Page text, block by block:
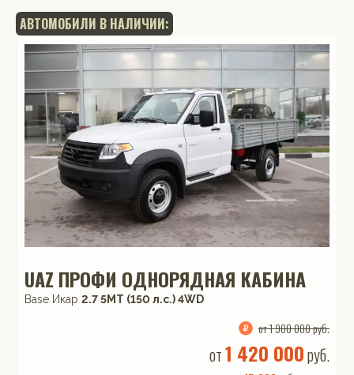
АВТОМОБИЛИ В НАЛИЧИИ:
UAZ ПРОФИ ОДНОРЯДНАЯ КАБИНА
Base Икар 2.7 5MT (150 л.с.) 4WD
от 1 900 000 руб.
от1 420 000руб.